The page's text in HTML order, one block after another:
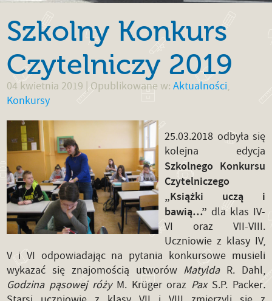
Szkolny Konkurs
Czytelniczy 2019
04 kwietnia 2019 | Opublikowane w:Aktualności,
Konkursy
25.03.2018 odbyła się
kolejna edycja
Szkolnego Konkursu
Czytelniczego
„Książki uczą i
bawią…”dla klas IV-
VI oraz VII-VIII.
Uczniowie z klasy IV,
V i VI odpowiadając na pytania konkursowe musieli
wykazać się znajomością utworów Matylda R. Dahl,
Godzina pąsowej róży M. Krüger oraz Pax S.P. Packer.